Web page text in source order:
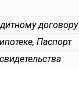
договору
Паспорт